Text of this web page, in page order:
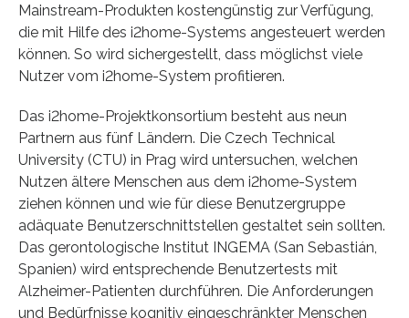
Mainstream-Produkten kostengünstig zur Verfügung,
die mit Hilfe des i2home-Systems angesteuert werden
können. So wird sichergestellt, dass möglichst viele
Nutzer vom i2home-System profitieren.
Das i2home-Projektkonsortium besteht aus neun
Partnern aus fünf Ländern. Die Czech Technical
University (CTU) in Prag wird untersuchen, welchen
Nutzen ältere Menschen aus dem i2home-System
ziehen können und wie für diese Benutzergruppe
adäquate Benutzerschnittstellen gestaltet sein sollten.
Das gerontologische Institut INGEMA (San Sebastián,
Spanien) wird entsprechende Benutzertests mit
Alzheimer-Patienten durchführen. Die Anforderungen
und Bedürfnisse kognitiv eingeschränkter Menschen